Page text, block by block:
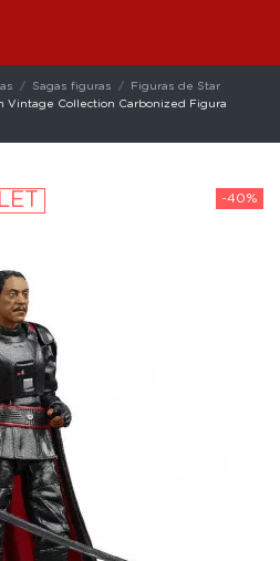
Sagas figuras
Figuras de Star
Vintage Collection Carbonized Figura
-40%